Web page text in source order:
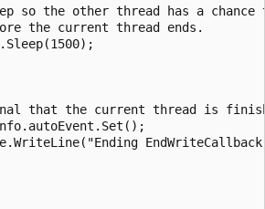
so the other thread has a chance
the current thread ends.
that the current thread is